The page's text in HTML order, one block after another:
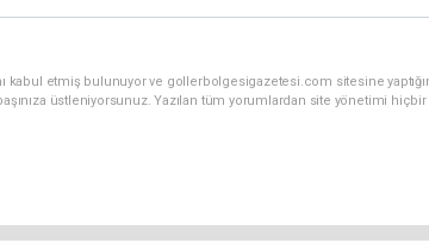
kabul etmiş bulunuyor ve gollerbolgesigazetesi.com sitesine
üstleniyorsunuz. Yazılan tüm yorumlardan site yönetimi